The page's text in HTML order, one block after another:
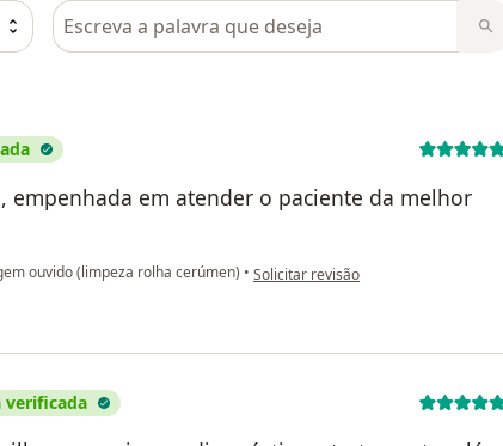
Pesquisar em opiniões
empenhada em atender o paciente da melhor
ouvido (limpeza rolha cerúmen) • na opinião do utilizador A.C
Solicitar revisão
verificada